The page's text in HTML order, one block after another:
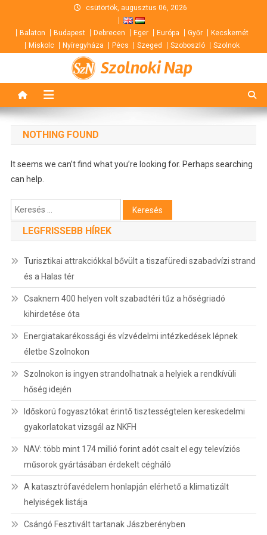
content
csütörtök, augusztus 06, 2026
Balaton Budapest Debrecen Eger Európa Győr
Kecskemét
Miskolc
Nyíregyháza Pécs Szeged Szoboszló Szolnok
Szolnoki Nap
NOTHING FOUND
It seems we can’t find what you’re looking for. Perhaps searching
can help.
Keresés:
LEGFRISSEBB HÍREK
Turisztikai attrakciókkal bővült a tiszafüredi szabadvízi strand
és a Halas tér
Csaknem 400 helyen volt szabadtéri tűz a hőségriadó
kihirdetése óta
Energiatakarékossági és vízvédelmi intézkedések lépnek
életbe Szolnokon
Szolnokon is ingyen strandolhatnak a helyiek a rendkívüli
hőség idején
Időskorú fogyasztókat érintő tisztességtelen kereskedelmi
gyakorlatokat vizsgál az NKFH
NAV: több mint 174 millió forint adót csalt el egy televíziós
műsorok gyártásában érdekelt cégháló
A katasztrófavédelem honlapján elérhető a klimatizált
helyiségek listája
Csángó Fesztivált tartanak Jászberényben